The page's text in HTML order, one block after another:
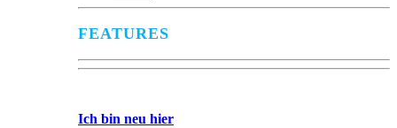
FEATURES
Ich bin neu hier